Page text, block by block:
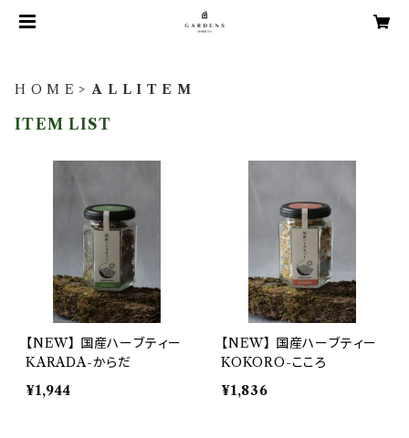
H O M E A L L I T E M
ITEM LIST
【NEW】 国産ハーブティー
KARADA-からだ
¥1,944
【NEW】 国産ハーブティー
KOKORO-こころ
¥1,836